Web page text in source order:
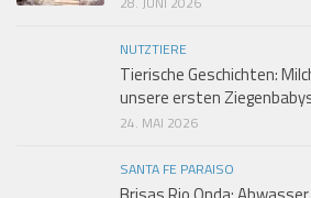
NUTZTIERE
Tierische Geschichten:
unsere ersten
24. MAI 2026
SANTA FE PARAISO